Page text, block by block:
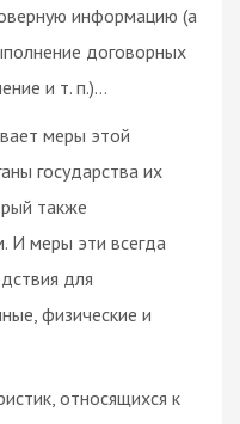
информацию (а
договорных
и т. п.)…
меры этой
государства их
также
И меры эти всегда
для
физические и
относящихся к